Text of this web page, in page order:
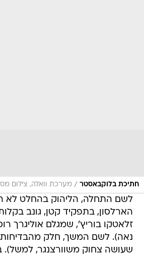
חתיכת בלוקבאסטר / מערכת וואלה, צילום
לשם התחלה, הליהוק בהחלט לא רע
הארלסון, בתפקיד קטן, גונב
זלאטקו בוריץ', שמגלם אוליגרך
נאה). לשם המשך, חלק מהבדיחות
שעושה צחוק משוורצנגר, למשל).